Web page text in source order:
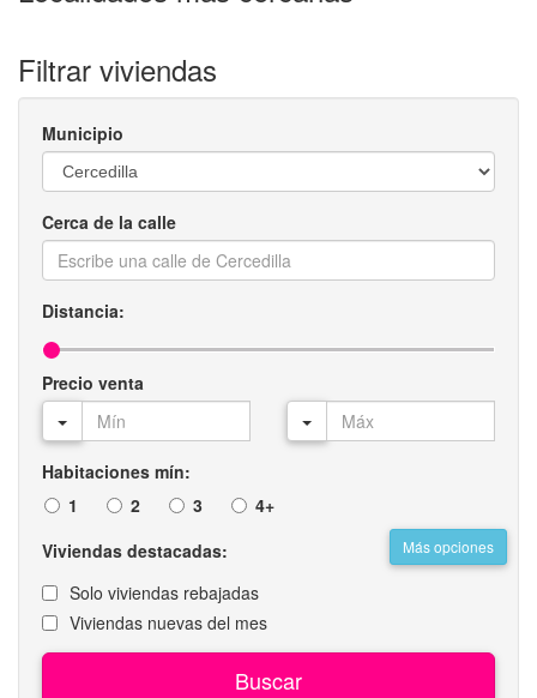
Filtrar viviendas
Municipio
Cerca de la calle
Distancia:
Precio venta
Habitaciones mín:
1
2 3 4+
Más opciones
Viviendas destacadas:
Solo viviendas rebajadas
Viviendas nuevas del mes
Buscar